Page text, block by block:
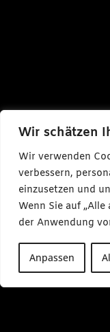
Wir schätzen
Wir verwenden
verbessern,
einzusetzen und
Wenn Sie auf
der Anwendung
Anpassen